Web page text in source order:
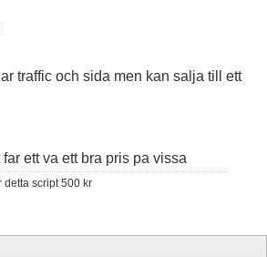
traffic och sida men kan salja till ett
ett va ett bra pris pa vissa
detta script 500 kr